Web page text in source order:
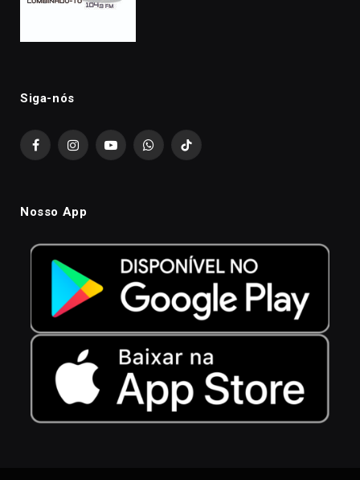
Siga-nós
FacebookInstagramYouTubeWhatsAppTikTok
Nosso App